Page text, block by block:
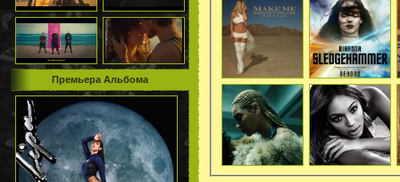
Премьера Альбома